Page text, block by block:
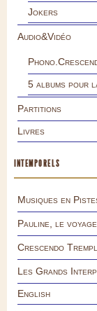
Jokers
Audio&Vidéo
5 albums pour
Partitions
Livres
INTEMPORELS
Musiques en
Pauline, le voyage
Crescendo
Les Grands
English